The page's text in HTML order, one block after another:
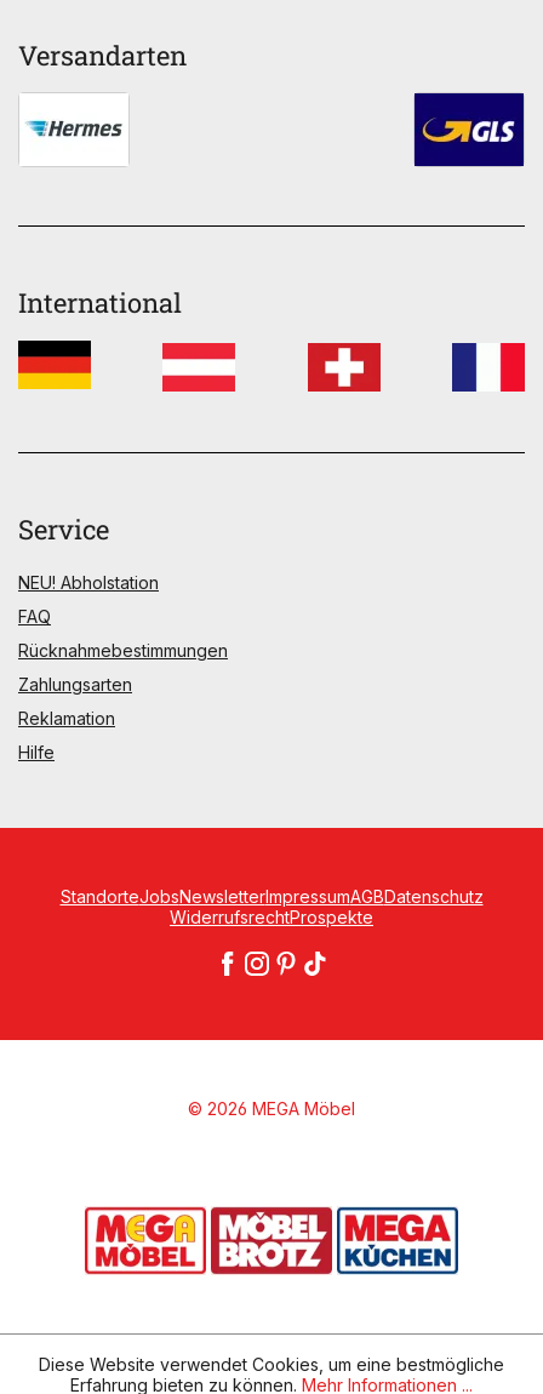
Versandarten
International
Service
NEU! Abholstation
FAQ
Rücknahmebestimmungen
Zahlungsarten
Reklamation
Hilfe
StandorteJobsNewsletterImpressumAGBDatenschutz
WiderrufsrechtProspekte
© 2026 MEGA Möbel
Diese Website verwendet Cookies, um eine bestmögliche
Erfahrung bieten zu können. Mehr Informationen ...